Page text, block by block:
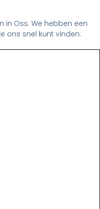
in Oss. We hebben een
ons snel kunt vinden: